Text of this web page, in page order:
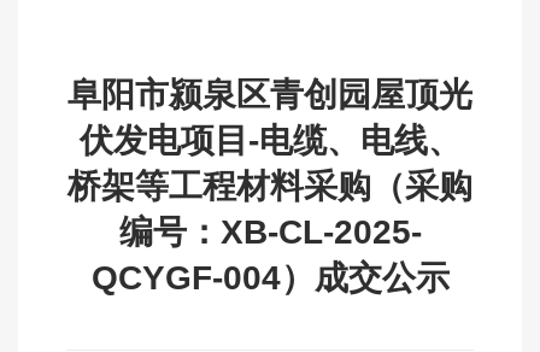
阜阳市颍泉区青创园屋顶光
伏发电项目-电缆、电线、
桥架等工程材料采购（采购
编号：XB-CL-2025-
QCYGF-004）成交公示